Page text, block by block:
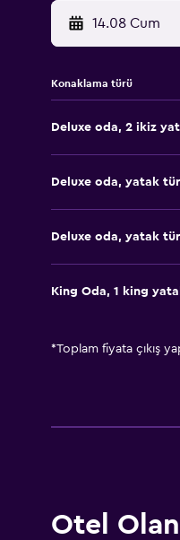
14.08 Cum
Konaklama türü
Deluxe oda, 2 ikiz
Deluxe oda, yatak
Deluxe oda, yatak
King Oda, 1 king
*Toplam fiyata çıkış
Otel